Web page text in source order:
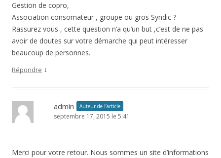
Gestion de copro,
Association consomateur , groupe ou gros Syndic ?
Rassurez vous , cette question n’a qu’un but ,c’est de ne pas
avoir de doutes sur votre démarche qui peut intéresser
beaucoup de personnes.
Répondre ↓
admin Auteur de l’article
septembre 17, 2015 le 5:41
Merci pour votre retour. Nous sommes un site d’informations